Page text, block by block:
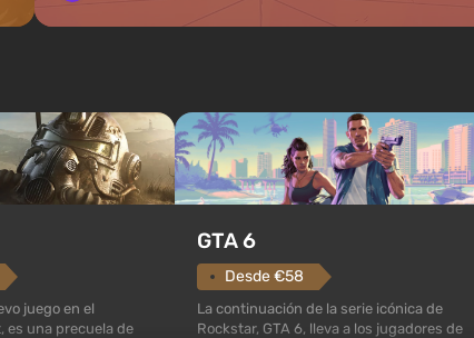
juego en el
es una precuela de
GTA 6
Desde €58
La continuación de la serie icónica de
Rockstar, GTA 6, lleva a los jugadores de